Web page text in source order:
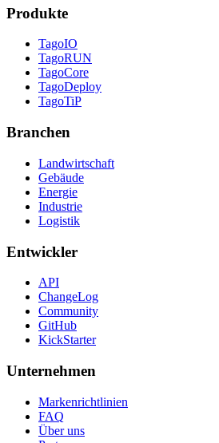
Produkte
TagoIO
TagoRUN
TagoCore
TagoDeploy
TagoTiP
Branchen
Landwirtschaft
Gebäude
Energie
Industrie
Logistik
Entwickler
API
ChangeLog
Community
GitHub
KickStarter
Unternehmen
Markenrichtlinien
FAQ
Über uns